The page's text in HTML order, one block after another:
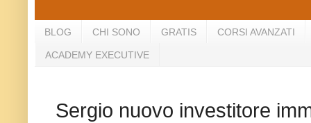
BLOG CHI SONO GRATIS CORSI AVANZATI
ACADEMY EXECUTIVE
Sergio nuovo investitore